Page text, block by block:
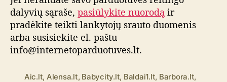
dalyvių sąraše, pasiūlykite nuorodą ir
pradėkite teikti lankytojų srauto duomenis
arba susisiekite el. paštu
info@internetoparduotuves.lt.
Aic.lt, Alensa.lt, Babycity.lt, Baldai1.lt, Barbora.lt,